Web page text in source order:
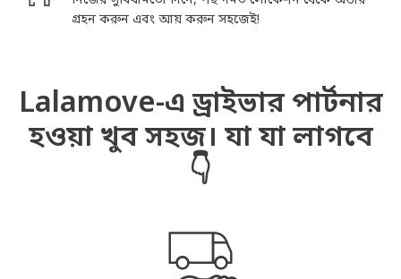
গ্রহন করুন এবং আয় করুন সহজেই!
Lalamove-এ ড্রাইভার পার্টনার
হওয়া খুব সহজ। যা যা লাগবে
👇